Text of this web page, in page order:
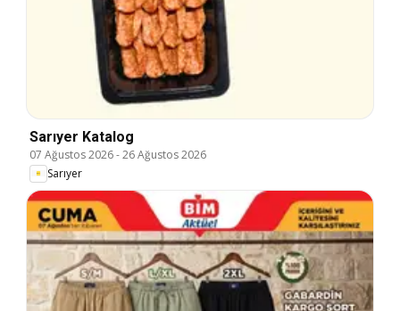
Sarıyer Katalog
07 Ağustos 2026-26 Ağustos 2026
Sarıyer